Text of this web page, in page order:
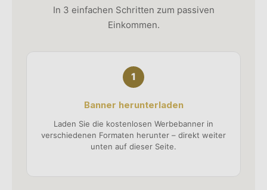
In 3 einfachen Schritten zum passiven
Einkommen.
Banner herunterladen
Laden Sie die kostenlosen Werbebanner in
verschiedenen Formaten herunter – direkt weiter
unten auf dieser Seite.